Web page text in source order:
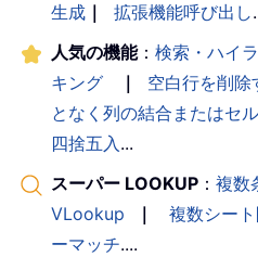
生成 ｜ 拡張機能呼び出し
人気の機能： 検索・ハイ
キング
｜ 空白行を削除
となく列の結合またはセ
四捨五入...
スーパー LOOKUP ： 複数
VLookup
｜ 複数シー
ーマッチ....